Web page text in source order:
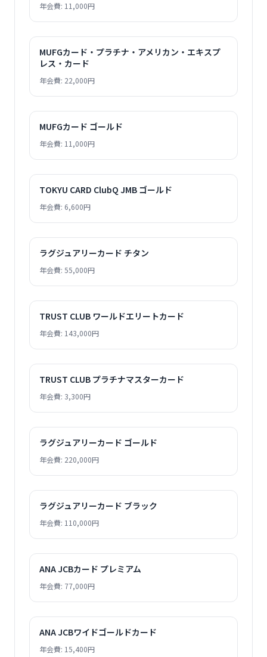
年会費: 11,000円
MUFGカード・プラチナ・アメリカン・エキスプ
レス・カード
年会費: 22,000円
MUFGカード ゴールド
年会費: 11,000円
TOKYU CARD ClubQ JMB ゴールド
年会費: 6,600円
ラグジュアリーカード チタン
年会費: 55,000円
TRUST CLUB ワールドエリートカード
年会費: 143,000円
TRUST CLUB プラチナマスターカード
年会費: 3,300円
ラグジュアリーカード ゴールド
年会費: 220,000円
ラグジュアリーカード ブラック
年会費: 110,000円
ANA JCBカード プレミアム
年会費: 77,000円
ANA JCBワイドゴールドカード
年会費: 15,400円